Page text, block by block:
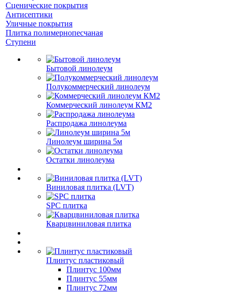
Сценические покрытия
Антисептики
Уличные покрытия
Плитка полимернопесчаная
Ступени
Бытовой линолеум
Полукоммерческий линолеум
Коммерческий линолеум КМ2
Распродажа линолеума
Линолеум ширина 5м
Остатки линолеума
Виниловая плитка (LVT)
SPC плитка
Кварцвиниловая плитка
Плинтус пластиковый
Плинтус 100мм
Плинтус 55мм
Плинтус 72мм